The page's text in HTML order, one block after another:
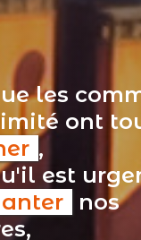
les
ont
,
est
nos